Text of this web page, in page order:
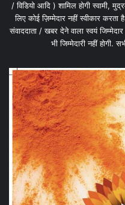
/ विडियो आदि ) शामिल होगी स्वामी,
लिए कोई ज़िम्मेदार नहीं स्वीकार
संवाददाता / खबर देने वाला स्वयं
भी जिम्मेदारी नहीं होगी.